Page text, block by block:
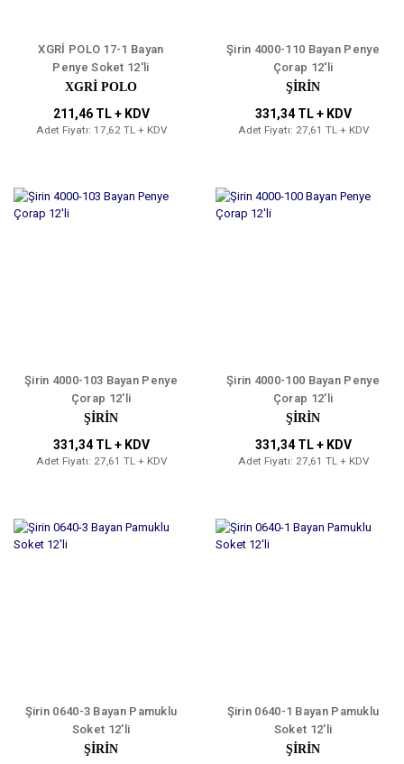
XGRİ POLO 17-1 Bayan
Penye Soket 12'li
XGRİ POLO
211,46 TL + KDV
Adet Fiyatı: 17,62 TL + KDV
Şirin 4000-110 Bayan Penye
Çorap 12'li
ŞİRİN
331,34 TL + KDV
Adet Fiyatı: 27,61 TL + KDV
Şirin 4000-103 Bayan Penye
Çorap 12'li
ŞİRİN
331,34 TL + KDV
Adet Fiyatı: 27,61 TL + KDV
Şirin 4000-100 Bayan Penye
Çorap 12'li
ŞİRİN
331,34 TL + KDV
Adet Fiyatı: 27,61 TL + KDV
Şirin 0640-3 Bayan Pamuklu
Soket 12'li
ŞİRİN
Şirin 0640-1 Bayan Pamuklu
Soket 12'li
ŞİRİN